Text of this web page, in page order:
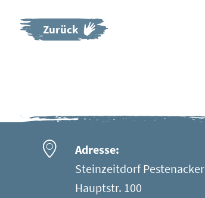
Zurück
Adresse:
Steinzeitdorf Pestenacker
Hauptstr. 100